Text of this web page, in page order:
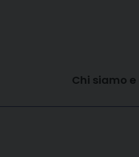
Chi siamo